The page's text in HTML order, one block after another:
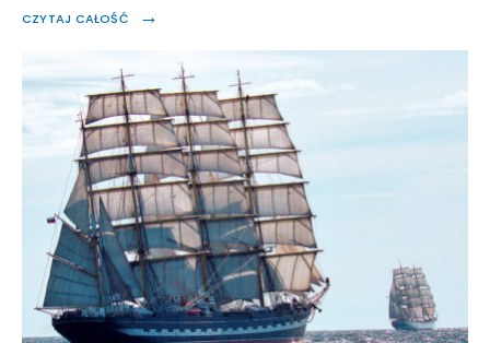
CZYTAJ CAŁOŚĆ →